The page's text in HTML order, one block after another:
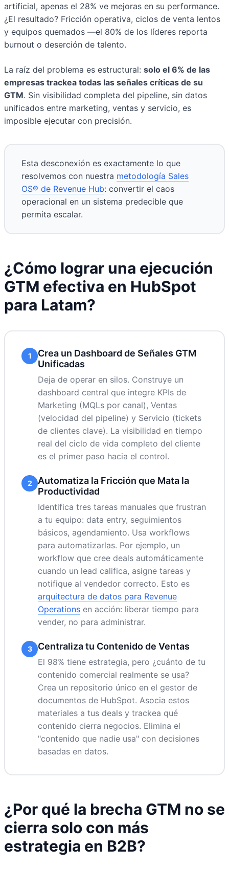
artificial, apenas el 28% ve mejoras en su performance.
¿El resultado? Fricción operativa, ciclos de venta lentos
y equipos quemados —el 80% de los líderes reporta
burnout o deserción de talento.
La raíz del problema es estructural: solo el 6% de las
empresas trackea todas las señales críticas de su
GTM. Sin visibilidad completa del pipeline, sin datos
unificados entre marketing, ventas y servicio, es
imposible ejecutar con precisión.
Esta desconexión es exactamente lo que
resolvemos con nuestra metodología Sales
OS® de Revenue Hub: convertir el caos
operacional en un sistema predecible que
permita escalar.
¿Cómo lograr una ejecución
GTM efectiva en HubSpot
para Latam?
1
Crea un Dashboard de Señales GTM
Unificadas
Deja de operar en silos. Construye un
dashboard central que integre KPIs de
Marketing (MQLs por canal), Ventas
(velocidad del pipeline) y Servicio (tickets
de clientes clave). La visibilidad en tiempo
real del ciclo de vida completo del cliente
es el primer paso hacia el control.
2
Automatiza la Fricción que Mata la
Productividad
Identifica tres tareas manuales que frustran
a tu equipo: data entry, seguimientos
básicos, agendamiento. Usa workflows
para automatizarlas. Por ejemplo, un
workflow que cree deals automáticamente
cuando un lead califica, asigne tareas y
notifique al vendedor correcto. Esto es
arquitectura de datos para Revenue
Operations en acción: liberar tiempo para
vender, no para administrar.
3 Centraliza tu Contenido de Ventas
El 98% tiene estrategia, pero ¿cuánto de tu
contenido comercial realmente se usa?
Crea un repositorio único en el gestor de
documentos de HubSpot. Asocia estos
materiales a tus deals y trackea qué
contenido cierra negocios. Elimina el
"contenido que nadie usa" con decisiones
basadas en datos.
¿Por qué la brecha GTM no se
cierra solo con más
estrategia en B2B?